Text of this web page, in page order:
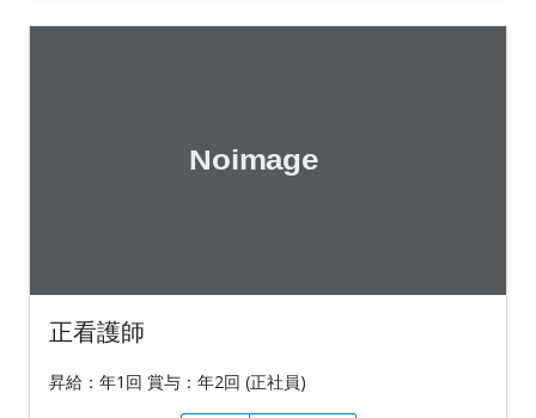
正看護師
昇給：年1回 賞与：年2回 (正社員)